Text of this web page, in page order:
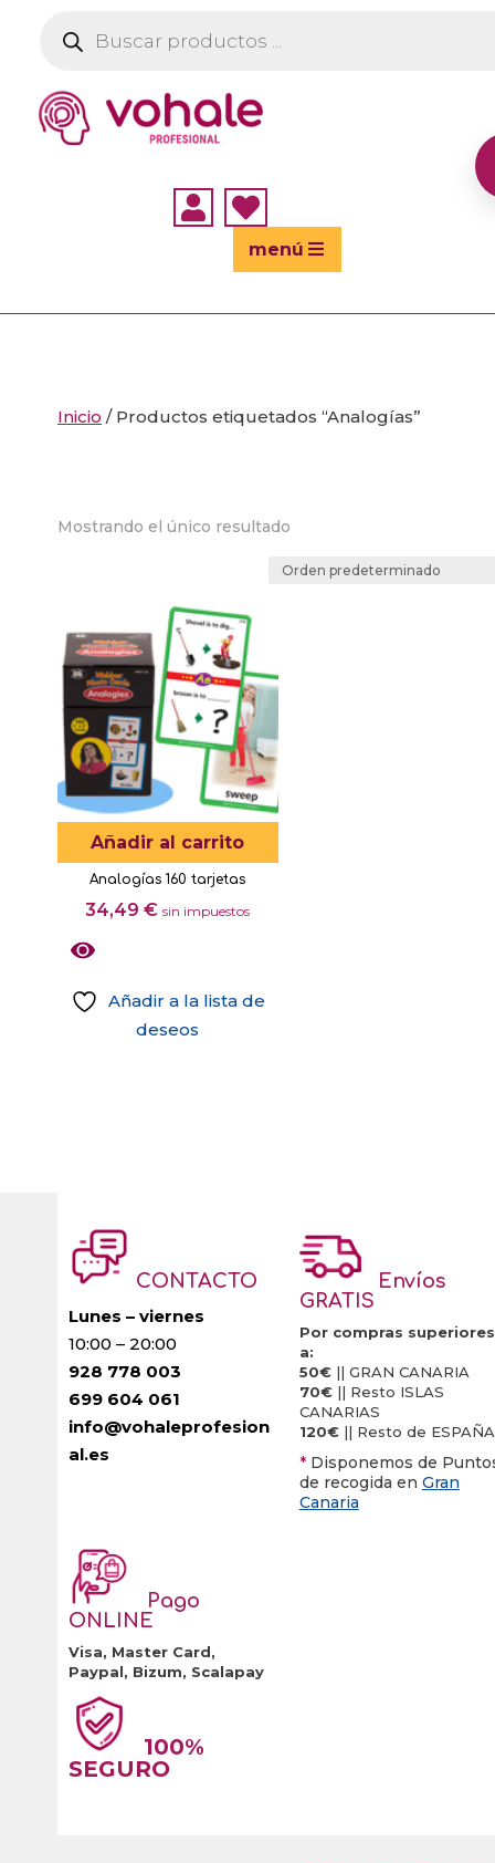
productos
 
menú
Inicio / Productos etiquetados “Analogías”
Mostrando el único resultado
Añadir al carrito
Analogías 160 tarjetas
34,49€ sin impuestos
Añadir a la lista de
deseos
CONTACTO
Lunes – viernes
10:00 – 20:00
928 778 003
699 604 061
info@vohaleprofesion
al.es
Envíos
GRATIS
Por compras superiores
a:
50€|| GRAN CANARIA
70€|| Resto ISLAS
CANARIAS
120€|| Resto de ESPAÑA
* Disponemos de
de recogida en Gran
Canaria
Pago
ONLINE
Visa, Master Card,
Paypal, Bizum, Scalapay
100%
SEGURO